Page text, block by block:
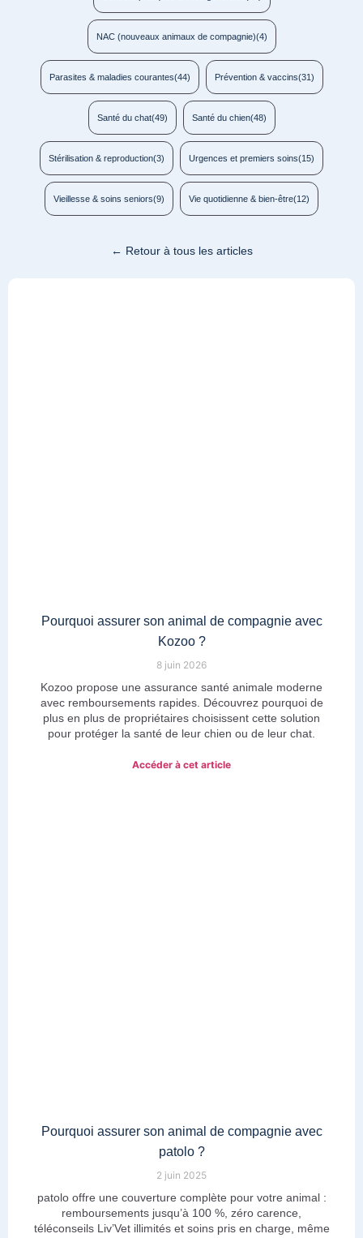
NAC (nouveaux animaux de compagnie)(4)
Parasites & maladies courantes(44) Prévention & vaccins(31)
Santé du chat(49) Santé du chien(48)
Stérilisation & reproduction(3) Urgences et premiers soins(15)
Vieillesse & soins seniors(9) Vie quotidienne & bien-être(12)
← Retour à tous les articles
Pourquoi assurer son animal de compagnie avec
Kozoo ?
8 juin 2026
Kozoo propose une assurance santé animale moderne
avec remboursements rapides. Découvrez pourquoi de
plus en plus de propriétaires choisissent cette solution
pour protéger la santé de leur chien ou de leur chat.
Accéder à cet article
Pourquoi assurer son animal de compagnie avec
patolo ?
2 juin 2025
patolo offre une couverture complète pour votre animal :
remboursements jusqu’à 100 %, zéro carence,
téléconseils Liv’Vet illimités et soins pris en charge, même